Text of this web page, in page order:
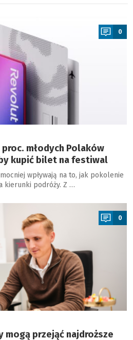
0
młodych Polaków
kupić bilet na festiwal
wpływają na to, jak pokolenie
kierunki podróży. Z …
0
przejąć najdroższe